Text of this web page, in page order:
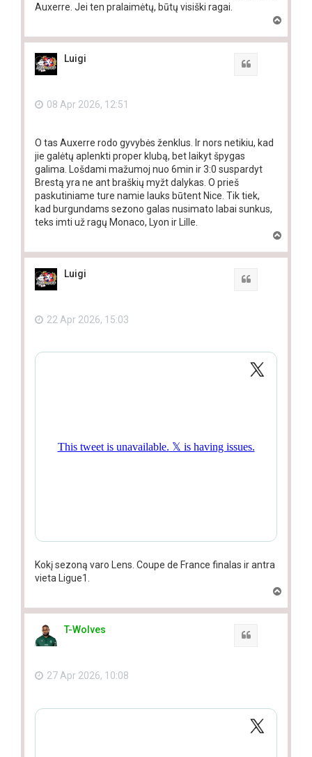
Auxerre. Jei ten pralaimėtų, būtų visiški ragai.
p
Luigi
08 Apr 2026, 12:51
O tas Auxerre rodo gyvybės ženklus. Ir nors netikiu, kad
jie galėtų aplenkti proper klubą, bet laikyt špygas
galima. Lošdami mažumoj nuo 6min ir 3:0 suspardyt
Brestą yra ne ant braškių myžt dalykas. O prieš
paskutiniame ture namie lauks būtent Nice. Tik tiek,
kad burgundams sezono galas nusimato labai sunkus,
teks imti už ragų Monaco, Lyon ir Lille.
p
Luigi
22 Apr 2026, 15:03
Kokį sezoną varo Lens. Coupe de France finalas ir antra
vieta Ligue1.
p
T-Wolves
27 Apr 2026, 10:08